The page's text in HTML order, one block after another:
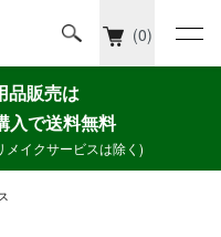
(0)
品販売は
入で送料無料
メイクサービスは除く)